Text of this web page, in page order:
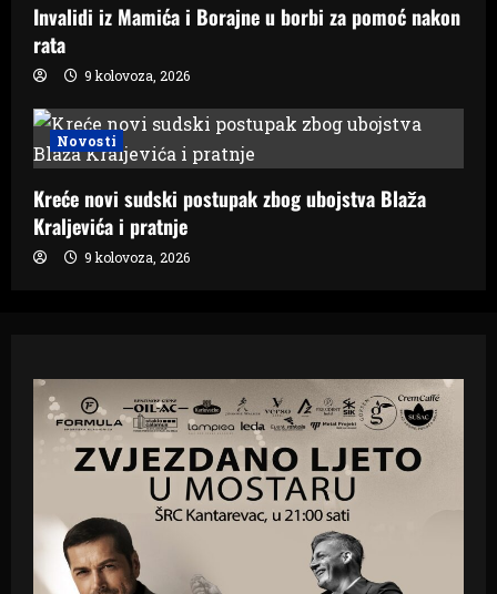
Invalidi iz Mamića i Borajne u borbi za pomoć nakon
rata
9 kolovoza, 2026
Novosti
Kreće novi sudski postupak zbog ubojstva Blaža
Kraljevića i pratnje
9 kolovoza, 2026